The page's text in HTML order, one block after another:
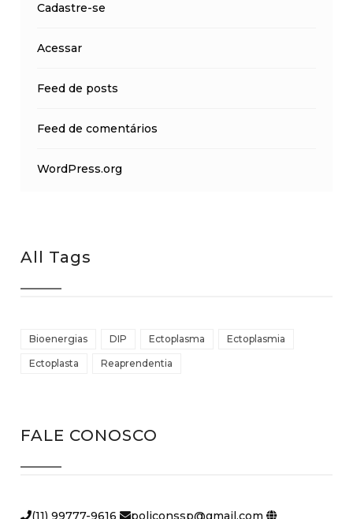
Cadastre-se
Acessar
Feed de posts
Feed de comentários
WordPress.org
All Tags
Bioenergias DIP Ectoplasma Ectoplasmia
Ectoplasta Reaprendentia
FALE CONOSCO
(11) 99777-9616 policonssp@gmail.com